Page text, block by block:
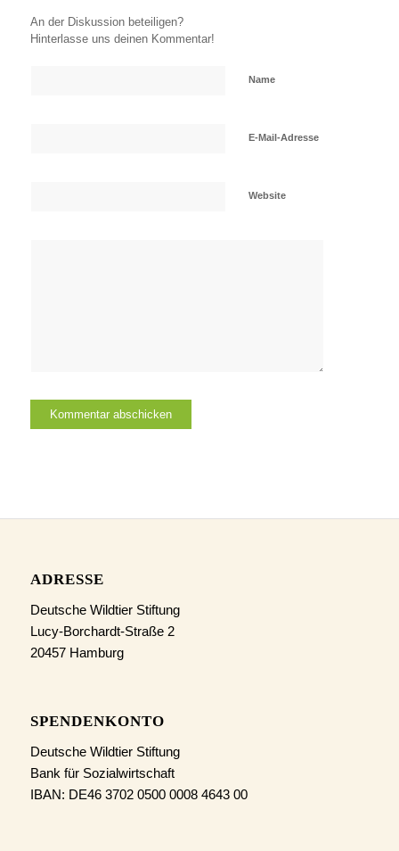
An der Diskussion beteiligen?
Hinterlasse uns deinen Kommentar!
Name
E-Mail-Adresse
Website
ADRESSE
Deutsche Wildtier Stiftung
Lucy-Borchardt-Straße 2
20457 Hamburg
SPENDENKONTO
Deutsche Wildtier Stiftung
Bank für Sozialwirtschaft
IBAN: DE46 3702 0500 0008 4643 00